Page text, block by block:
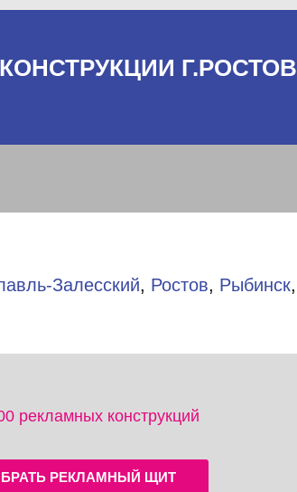
Г.РОСТОВ
Залесский, Ростов, Рыбинск,
рекламных конструкций
РЕКЛАМНЫЙ ЩИТ